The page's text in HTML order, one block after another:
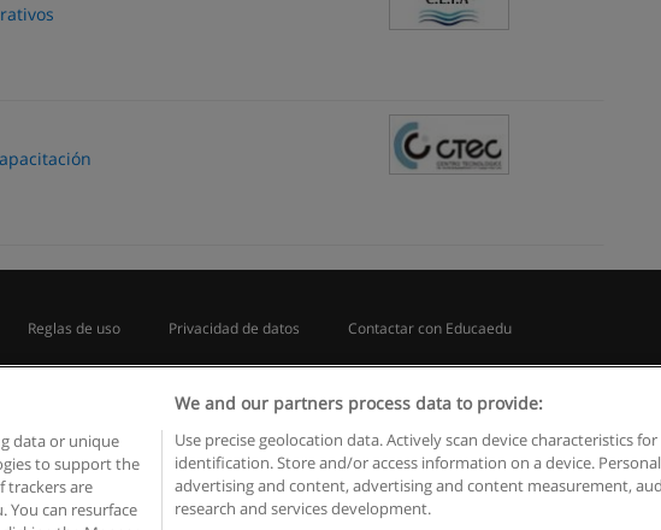
Reglas de uso Privacidad de datos Contactar con Educaedu
data or unique
to support the
trackers are
You can resurface
We and our partners process data to provide:
Use precise geolocation data. Actively scan device characteristics for
identification. Store and/or access information on a device.
advertising and content, advertising and content measurement,
research and services development.